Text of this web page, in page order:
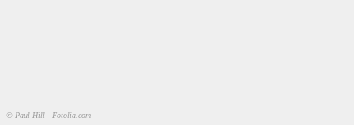
© Paul Hill - Fotolia.com